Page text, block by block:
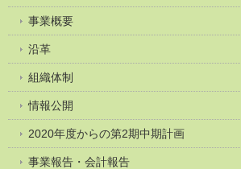
事業概要
沿革
組織体制
情報公開
2020年度からの第2期中期計画
事業報告・会計報告